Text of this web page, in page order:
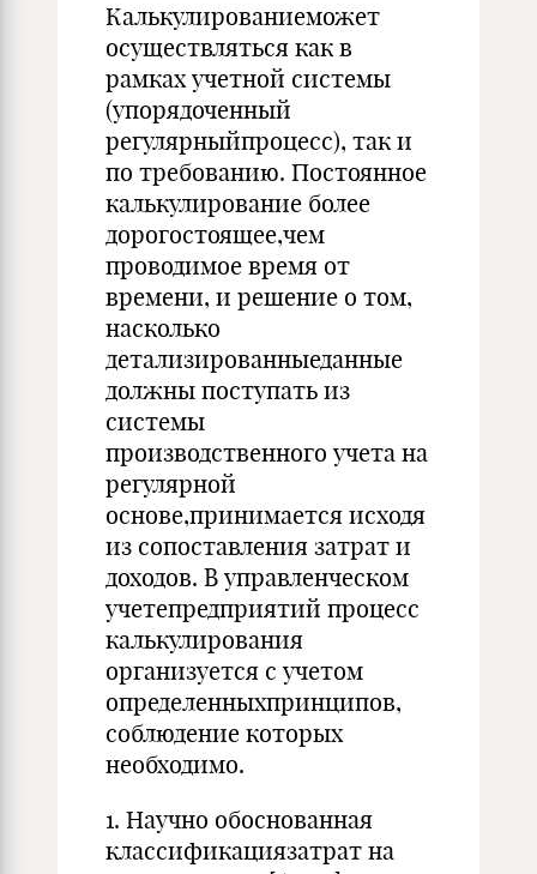
Калькулированиеможет
осуществляться как в
рамках учетной системы
(упорядоченный
регулярныйпроцесс), так и
по требованию. Постоянное
калькулирование более
дорогостоящее,чем
проводимое время от
времени, и решение о том,
насколько
детализированныеданные
должны поступать из
системы
производственного учета на
регулярной
основе,принимается исходя
из сопоставления затрат и
доходов. В управленческом
учетепредприятий процесс
калькулирования
организуется с учетом
определенныхпринципов,
соблюдение которых
необходимо.
1. Научно обоснованная
классификациязатрат на